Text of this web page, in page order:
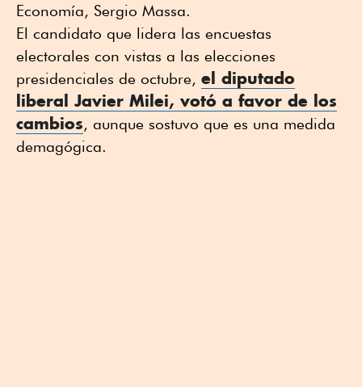
Economía, Sergio Massa.
El candidato que lidera las encuestas
electorales con vistas a las elecciones
presidenciales de octubre, el diputado
liberal Javier Milei, votó a favor de los
cambios, aunque sostuvo que es una medida
demagógica.